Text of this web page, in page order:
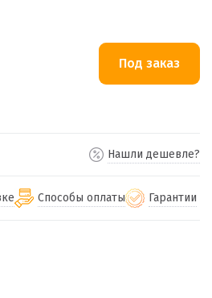
Нашли дешевле?
Способы оплаты Гарантии